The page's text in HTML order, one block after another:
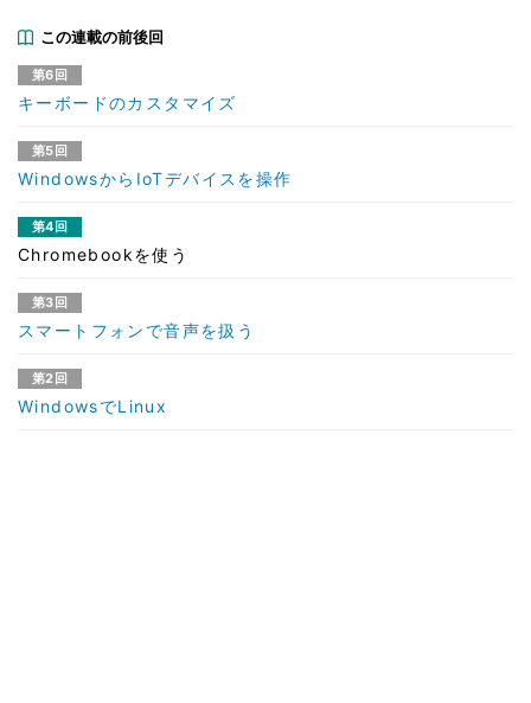
この連載の前後回
第6回
キーボードのカスタマイズ
第5回
WindowsからIoTデバイスを操作
第4回
Chromebookを使う
第3回
スマートフォンで音声を扱う
第2回
WindowsでLinux